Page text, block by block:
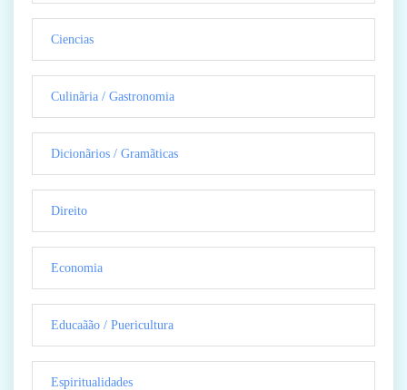
Ciencias
Culinãria / Gastronomia
Dicionãrios / Gramãticas
Direito
Economia
Educaãão / Puericultura
Espiritualidades